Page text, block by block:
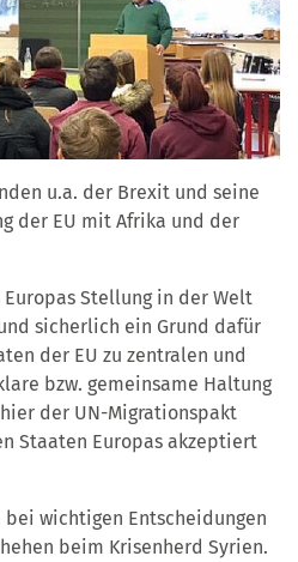
u.a. der Brexit und seine
der EU mit Afrika und der
Stellung in der Welt
sicherlich ein Grund dafür
der EU zu zentralen und
bzw. gemeinsame Haltung
der UN-Migrationspakt
Staaten Europas akzeptiert
bei wichtigen Entscheidungen
beim Krisenherd Syrien.